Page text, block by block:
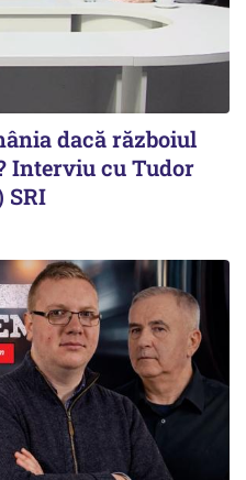
dacă războiul
Interviu cu Tudor
SRI